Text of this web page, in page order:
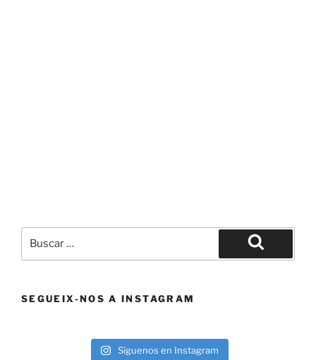
por:
Buscar
SEGUEIX-NOS A INSTAGRAM
Síguenos en Instagram